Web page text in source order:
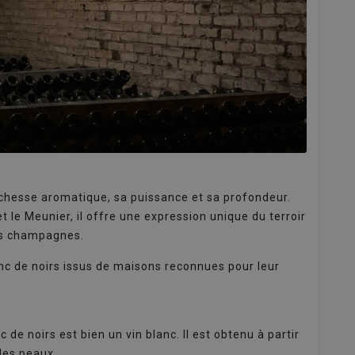
aromatique, sa puissance et sa profondeur.
le Meunier, il offre une expression unique du terroir
de noirs issus de maisons reconnues pour leur
de noirs est bien un vin blanc. Il est obtenu à partir